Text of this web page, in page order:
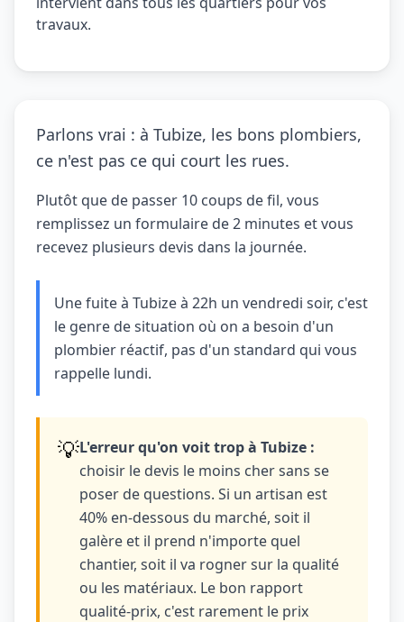
travaux.
Parlons vrai : à Tubize, les bons plombiers,
ce n'est pas ce qui court les rues.
Plutôt que de passer 10 coups de fil, vous
remplissez un formulaire de 2 minutes et vous
recevez plusieurs devis dans la journée.
Une fuite à Tubize à 22h un vendredi soir, c'est
le genre de situation où on a besoin d'un
plombier réactif, pas d'un standard qui vous
rappelle lundi.
💡L'erreur qu'on voit trop à Tubize :
choisir le devis le moins cher sans se
poser de questions. Si un artisan est
40% en-dessous du marché, soit il
galère et il prend n'importe quel
chantier, soit il va rogner sur la qualité
ou les matériaux. Le bon rapport
qualité-prix, c'est rarement le prix